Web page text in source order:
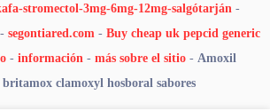
stromectol-3mg-6mg-12mg-salgótarján -
- segontiared.com - Buy cheap uk pepcid generic
- información - más sobre el sitio - Amoxil
clamoxyl hosboral sabores